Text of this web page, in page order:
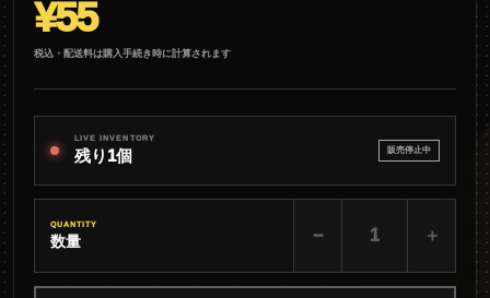
¥55
税込・配送料は購入手続き時に計算されます
LIVE INVENTORY
残り1個 販売停止中
QUANTITY
数量 − ＋